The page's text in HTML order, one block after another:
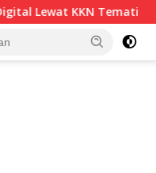
Tematik di Desa Alebo